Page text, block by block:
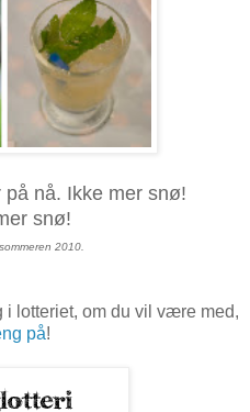
nå. Ikke mer snø!
snø!
2010.
i lotteriet, om du vil være med,
på!